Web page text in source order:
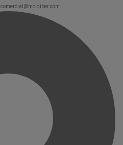
comercial@moldiber.com